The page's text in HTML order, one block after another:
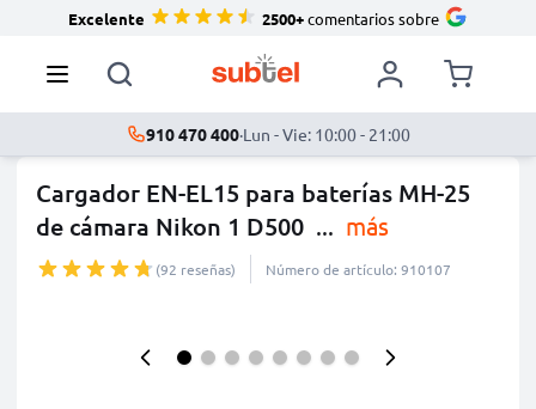
Excelente 2500+comentarios sobre
910 470 400·Lun - Vie: 10:00 - 21:00
Cargador EN-EL15 para baterías MH-25
de cámara Nikon 1 D500 ... más
(92 reseñas) Número de artículo: 910107